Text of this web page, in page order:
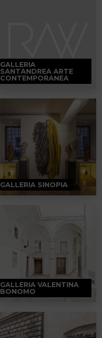
GALLERIA
SANTANDREA ARTE
CONTEMPORANEA
GALLERIA SINOPIA
GALLERIA VALENTINA
BONOMO